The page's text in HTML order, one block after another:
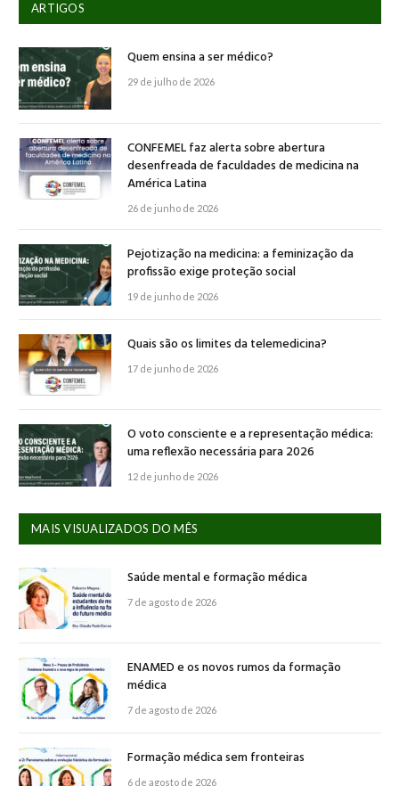
ARTIGOS
Quem ensina a ser médico?
29 de julho de 2026
CONFEMEL faz alerta sobre abertura
desenfreada de faculdades de medicina na
América Latina
26 de junho de 2026
Pejotização na medicina: a feminização da
profissão exige proteção social
19 de junho de 2026
Quais são os limites da telemedicina?
17 de junho de 2026
O voto consciente e a representação médica:
uma reflexão necessária para 2026
12 de junho de 2026
MAIS VISUALIZADOS DO MÊS
Saúde mental e formação médica
7 de agosto de 2026
ENAMED e os novos rumos da formação
médica
7 de agosto de 2026
Formação médica sem fronteiras
6 de agosto de 2026